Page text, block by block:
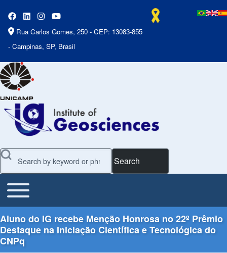
Rua Carlos Gomes, 250 - CEP: 13083-855
- Campinas, SP, Brasil
Search
Main Menu
Toggle main menu
Aluno do IG recebe Menção Honrosa no 22º Prêmio
Destaque na Iniciação Científica e Tecnológica do
CNPq